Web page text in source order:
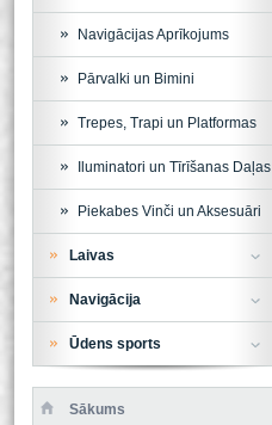
Navigācijas Aprīkojums
Pārvalki un Bimini
Trepes, Trapi un Platformas
Iluminatori un Tīrīšanas Daļas
Piekabes Vinči un Aksesuāri
Laivas
Navigācija
Ūdens sports
Sākums